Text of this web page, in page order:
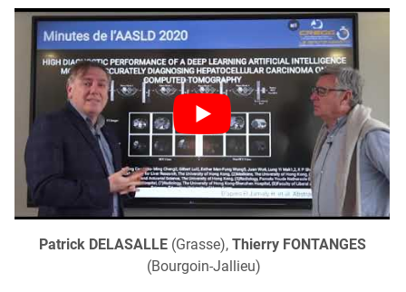
Patrick DELASALLE(Grasse), Thierry FONTANGES
(Bourgoin-Jallieu)